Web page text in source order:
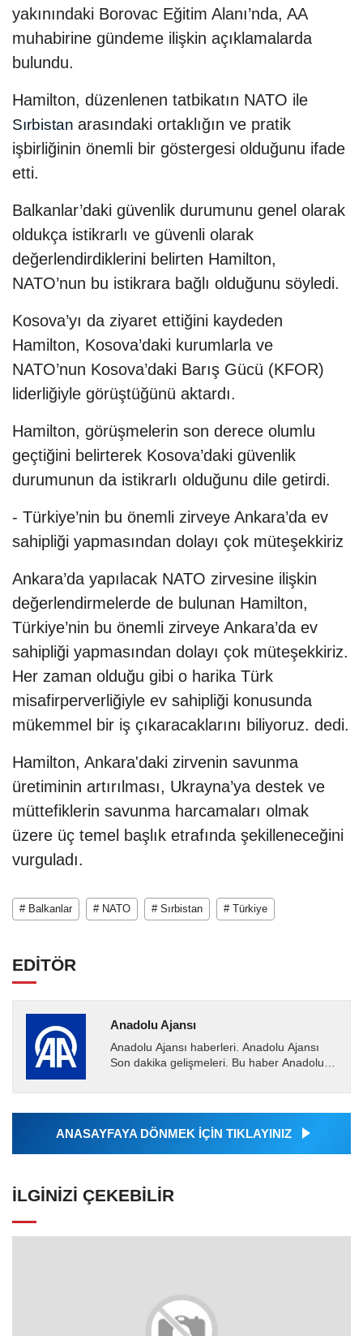
yakınındaki Borovac Eğitim Alanı’nda, AA
muhabirine gündeme ilişkin açıklamalarda
bulundu.
Hamilton, düzenlenen tatbikatın NATO ile
Sırbistan arasındaki ortaklığın ve pratik
işbirliğinin önemli bir göstergesi olduğunu ifade
etti.
Balkanlar’daki güvenlik durumunu genel olarak
oldukça istikrarlı ve güvenli olarak
değerlendirdiklerini belirten Hamilton,
NATO’nun bu istikrara bağlı olduğunu söyledi.
Kosova’yı da ziyaret ettiğini kaydeden
Hamilton, Kosova’daki kurumlarla ve
NATO’nun Kosova’daki Barış Gücü (KFOR)
liderliğiyle görüştüğünü aktardı.
Hamilton, görüşmelerin son derece olumlu
geçtiğini belirterek Kosova’daki güvenlik
durumunun da istikrarlı olduğunu dile getirdi.
- Türkiye’nin bu önemli zirveye Ankara’da ev
sahipliği yapmasından dolayı çok müteşekkiriz
Ankara’da yapılacak NATO zirvesine ilişkin
değerlendirmelerde de bulunan Hamilton,
Türkiye’nin bu önemli zirveye Ankara’da ev
sahipliği yapmasından dolayı çok müteşekkiriz.
Her zaman olduğu gibi o harika Türk
misafirperverliğiyle ev sahipliği konusunda
mükemmel bir iş çıkaracaklarını biliyoruz. dedi.
Hamilton, Ankara'daki zirvenin savunma
üretiminin artırılması, Ukrayna’ya destek ve
müttefiklerin savunma harcamaları olmak
üzere üç temel başlık etrafında şekilleneceğini
vurguladı.
# Balkanlar # NATO # Sırbistan # Türkiye
EDİTÖR
Anadolu Ajansı
Anadolu Ajansı haberleri. Anadolu Ajansı
Son dakika gelişmeleri. Bu haber Anadolu
Ajansı tarafından...
ANASAYFAYA DÖNMEK İÇİN TIKLAYINIZ
İLGINIZI ÇEKEBILIR